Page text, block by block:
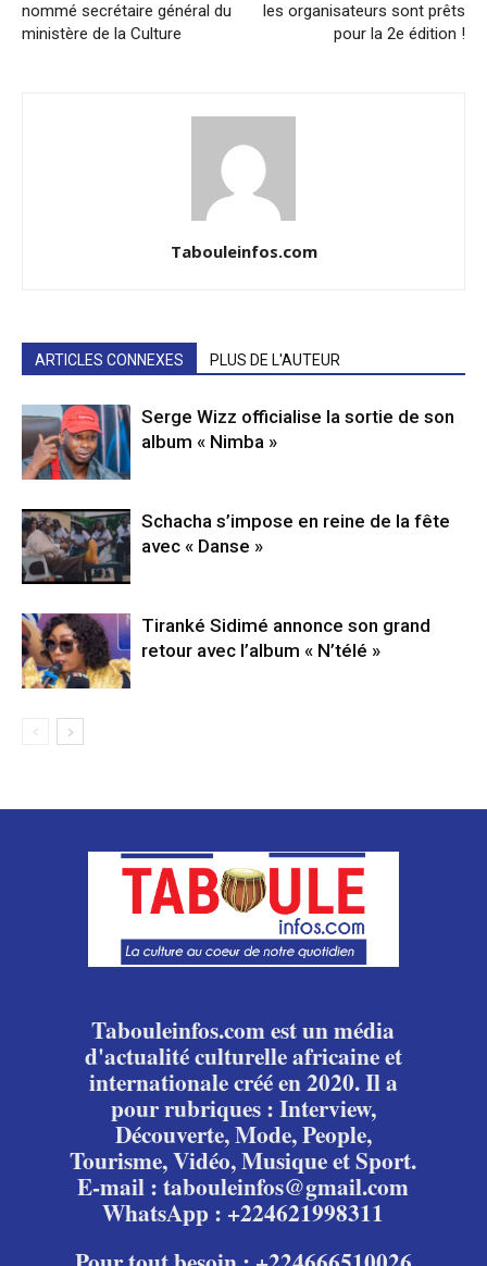
nommé secrétaire général du
ministère de la Culture
les organisateurs sont prêts
pour la 2e édition !
Tabouleinfos.com
ARTICLES CONNEXES PLUS DE L'AUTEUR
Serge Wizz officialise la sortie de son
album « Nimba »
Schacha s’impose en reine de la fête
avec « Danse »
Tiranké Sidimé annonce son grand
retour avec l’album « N’télé »
Tabouleinfos.com est un média
d'actualité culturelle africaine et
internationale créé en 2020. Il a
pour rubriques : Interview,
Découverte, Mode, People,
Tourisme, Vidéo, Musique et Sport.
E-mail : tabouleinfos@gmail.com
WhatsApp : +224621998311